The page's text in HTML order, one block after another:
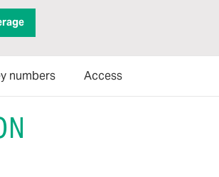
numbers Access